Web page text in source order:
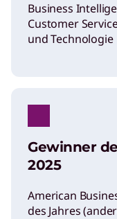
Business
Customer
und Technologie
Gewinner
2025
American
des Jahres